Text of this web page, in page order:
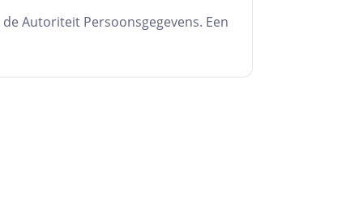
Autoriteit Persoonsgegevens. Een